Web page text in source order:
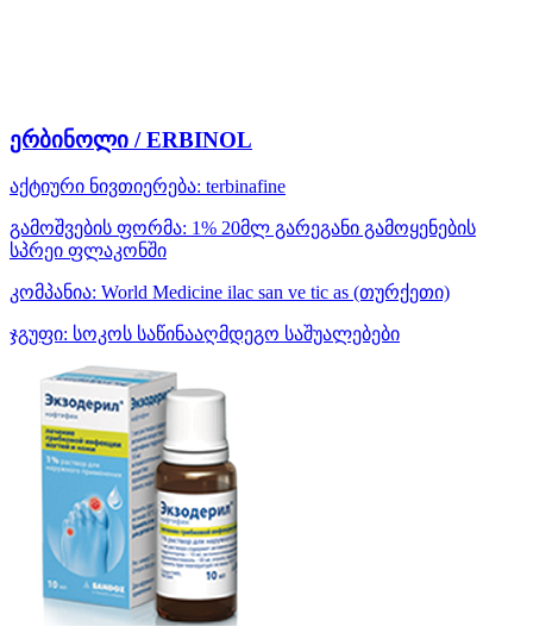
ერბინოლი / ERBINOL
აქტიური ნივთიერება: terbinafine
გამოშვების ფორმა: 1% 20მლ გარეგანი გამოყენების
სპრეი ფლაკონში
კომპანია: World Medicine ilac san ve tic as (თურქეთი)
ჯგუფი: სოკოს საწინააღმდეგო საშუალებები